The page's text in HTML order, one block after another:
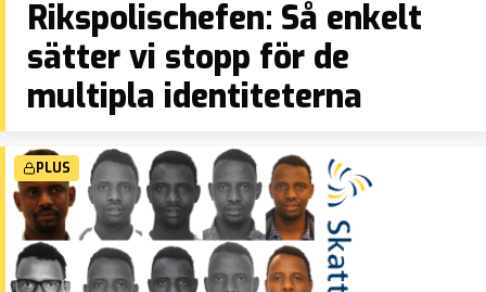
Rikspolischefen: Så enkelt
sätter vi stopp för de
multipla identiteterna
PLUS